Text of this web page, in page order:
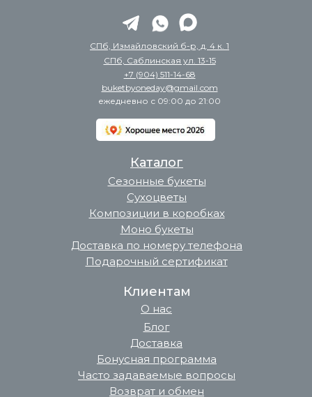
Каталог
Сезонные букеты
О нас
+7 (904) 511-14-68
buketbyoneday@gmail.com
ежедневно с 09:00 до 21:00
Доставка
Часто задаваемые вопросы
Сухоцветы
Композиции в коробках
Блог
СПб, Измайловский б-р, д. 4 к. 1
СПб, Саблинская ул. 13-15
Клиентам
Доставка по номеру телефона
Подарочный сертификат
Моно букеты
Бонусная программа
Возврат и обмен